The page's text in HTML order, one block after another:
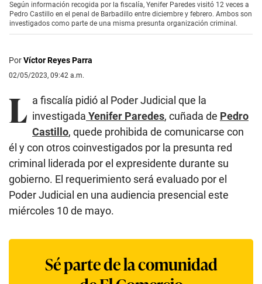
Según información recogida por la fiscalía, Yenifer Paredes visitó 12 veces a
Pedro Castillo en el penal de Barbadillo entre diciembre y febrero. Ambos son
investigados como parte de una misma presunta organización criminal.
PorVíctor Reyes Parra
02/05/2023, 09:42 a.m.
L a fiscalía pidió al Poder Judicial que la
investigada Yenifer Paredes, cuñada de Pedro
Castillo, quede prohibida de comunicarse con
él y con otros coinvestigados por la presunta red
criminal liderada por el expresidente durante su
gobierno. El requerimiento será evaluado por el
Poder Judicial en una audiencia presencial este
miércoles 10 de mayo.